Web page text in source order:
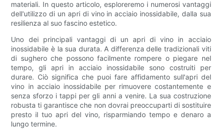
materiali. In questo articolo, esploreremo i numerosi vantaggi
dell'utilizzo di un apri di vino in acciaio inossidabile, dalla sua
resilienza al suo fascino estetico.
Uno dei principali vantaggi di un apri di vino in acciaio
inossidabile è la sua durata. A differenza delle tradizionali viti
di sughero che possono facilmente rompere o piegare nel
tempo, gli apri in acciaio inossidabile sono costruiti per
durare. Ciò significa che puoi fare affidamento sull'apri del
vino in acciaio inossidabile per rimuovere costantemente e
senza sforzo i tappi per gli anni a venire. La sua costruzione
robusta ti garantisce che non dovrai preoccuparti di sostituire
presto il tuo apri del vino, risparmiando tempo e denaro a
lungo termine.